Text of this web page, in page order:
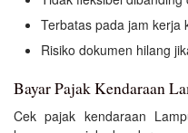
Terbatas pada jam kerja
Risiko dokumen hilang
Bayar Pajak Kendaraan
Cek pajak kendaraan